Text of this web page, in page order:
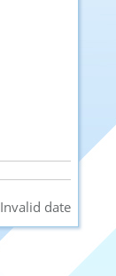
Invalid date